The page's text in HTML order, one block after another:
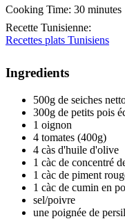
Cooking Time: 30 minutes
Recette Tunisienne:
Recettes plats Tunisiens
Ingredients
500g de seiches
300g de petits pois
1 oignon
4 tomates (400g)
4 càs d'huile d'olive
1 càc de concentré
1 càc de piment
1 càc de cumin en
sel/poivre
une poignée de